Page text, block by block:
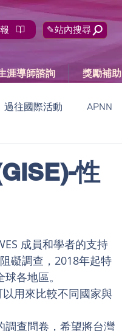
✎站內搜尋
涯導師諮詢 獎勵補助
過往國際活動 APNN
性
成員和學者的支持
礙調查，2018年起特
各地區。
用來比較不同國家與
調查問卷，希望將台灣